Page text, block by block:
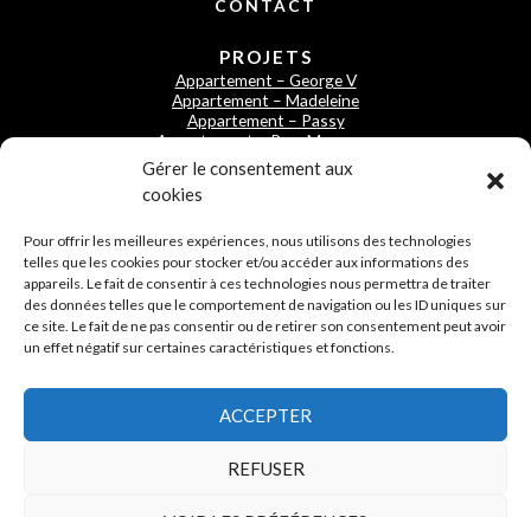
Gérer le consentement aux
cookies
Pour offrir les meilleures expériences, nous utilisons des technologies
telles que les cookies pour stocker et/ou accéder aux informations des
appareils. Le fait de consentir à ces technologies nous permettra de traiter
des données telles que le comportement de navigation ou les ID uniques sur
ce site. Le fait de ne pas consentir ou de retirer son consentement peut avoir
un effet négatif sur certaines caractéristiques et fonctions.
ACCEPTER
REFUSER
CONTACT
PROJETS
Appartement – George V
Appartement – Madeleine
Appartement – Passy
Appartement – Parc Monceau
Appartement – Invalides
Déménager sans pour autant déménager
Créer une identité et une harmonie au rez de chaussée d’une
maison
Créer une vraie pièce de vie chaleureuse au sein d’une maison
familiale à l’ile de Ré
Aurélia Rostand
Mob. +33 (0)6 08 00 56 85